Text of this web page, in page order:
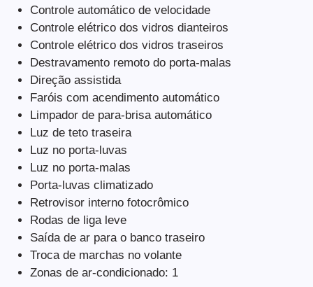
Controle automático de velocidade
Controle elétrico dos vidros dianteiros
Controle elétrico dos vidros traseiros
Destravamento remoto do porta-malas
Direção assistida
Faróis com acendimento automático
Limpador de para-brisa automático
Luz de teto traseira
Luz no porta-luvas
Luz no porta-malas
Porta-luvas climatizado
Retrovisor interno fotocrômico
Rodas de liga leve
Saída de ar para o banco traseiro
Troca de marchas no volante
Zonas de ar-condicionado: 1